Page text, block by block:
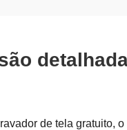
de tela gratuito,